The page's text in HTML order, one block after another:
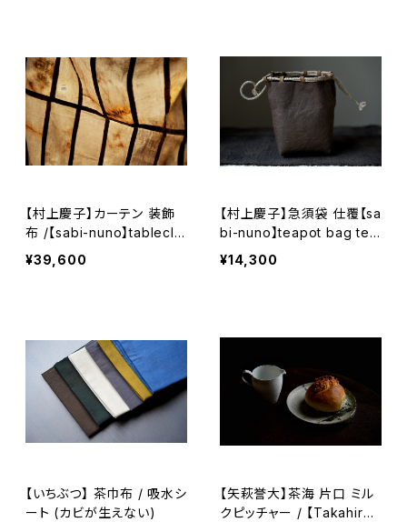
【村上慶子】カーテン 装飾
布 /【sabi-nuno】tableclo
th stole
¥39,600
【村上慶子】急須袋 仕覆【sa
bi-nuno】teapot bag tea
caddy pouch
¥14,300
【いちぶつ】 茶巾布 / 吸水シ
ート (カビが生えない)
【矢萩誉大】茶海 片口 ミル
クピッチャー / 【Takahiro